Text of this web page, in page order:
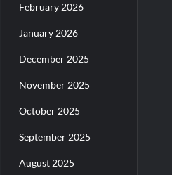
February 2026
January 2026
December 2025
November 2025
October 2025
September 2025
August 2025